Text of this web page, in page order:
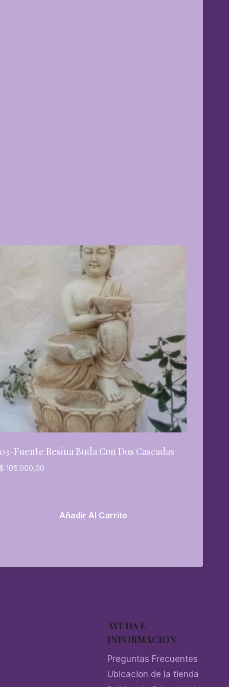
03-Fuente Resina Buda Con Dos Cascadas
$ 105.000,00
Añadir Al Carrito
AYUDA E
INFORMACION
Preguntas Frecuentes
Ubicacion de la tienda